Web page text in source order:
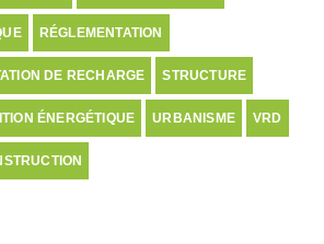
RÉGLEMENTATION
DE RECHARGE STRUCTURE
ÉNERGÉTIQUE URBANISME VRD